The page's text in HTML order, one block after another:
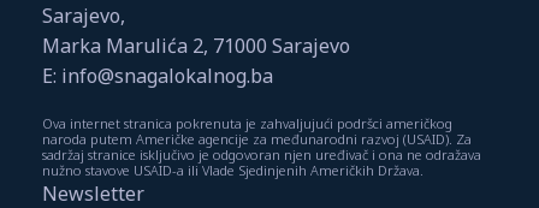
Sarajevo,
Marka Marulića 2, 71000 Sarajevo
E: info@snagalokalnog.ba
Ova internet stranica pokrenuta je zahvaljujući podršci američkog
naroda putem Američke agencije za međunarodni razvoj (USAID). Za
sadržaj stranice isključivo je odgovoran njen uređivač i ona ne odražava
nužno stavove USAID-a ili Vlade Sjedinjenih Američkih Država.
Newsletter